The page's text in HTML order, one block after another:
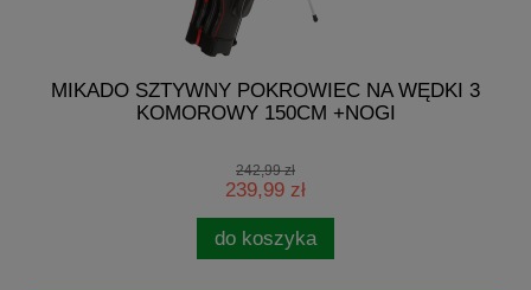
MIKADO SZTYWNY POKROWIEC NA WĘDKI 3
KOMOROWY 150CM +NOGI
242,99 zł
239,99 zł
do koszyka